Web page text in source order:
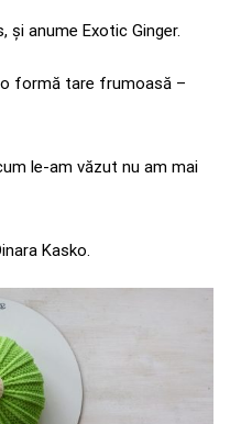
anume Exotic Ginger.
formă tare frumoasă –
le-am văzut nu am mai
Kasko.